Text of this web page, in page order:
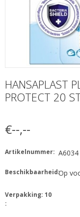
HANSAPLAST
PROTECT 20
€--,--
Artikelnummer: A6034
Beschikbaarheid:Op
Verpakking: 10
: